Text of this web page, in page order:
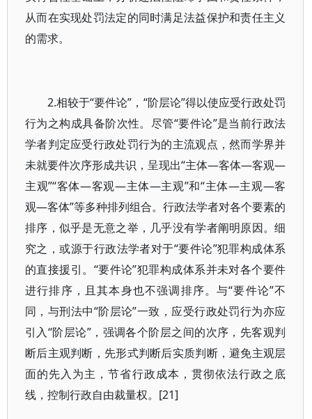
从而在实现处罚法定的同时满足法益保护和责任主义
的需求。
2.相较于“要件论”，“阶层论”得以使应受行政处罚
行为之构成具备阶次性。尽管“要件论”是当前行政法
学者判定应受行政处罚行为的主流观点，然而学界并
未就要件次序形成共识，呈现出“主体—客体—客观—
主观”“客体—客观—主体—主观”和“主体—主观—客
观—客体”等多种排列组合。行政法学者对各个要素的
排序，似乎是无意之举，几乎没有学者阐明原因。细
究之，或源于行政法学者对于“要件论”犯罪构成体系
的直接援引。“要件论”犯罪构成体系并未对各个要件
进行排序，且其本身也不强调排序。与“要件论”不
同，与刑法中“阶层论”一致，应受行政处罚行为亦应
引入“阶层论”，强调各个阶层之间的次序，先客观判
断后主观判断，先形式判断后实质判断，避免主观层
面的先入为主，节省行政成本，贯彻依法行政之底
线，控制行政自由裁量权。[21]